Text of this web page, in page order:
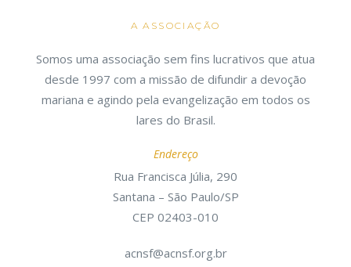
A ASSOCIAÇÃO
Somos uma associação sem fins lucrativos que atua
desde 1997 com a missão de difundir a devoção
mariana e agindo pela evangelização em todos os
lares do Brasil.
Endereço
Rua Francisca Júlia, 290
Santana – São Paulo/SP
CEP 02403-010
acnsf@acnsf.org.br